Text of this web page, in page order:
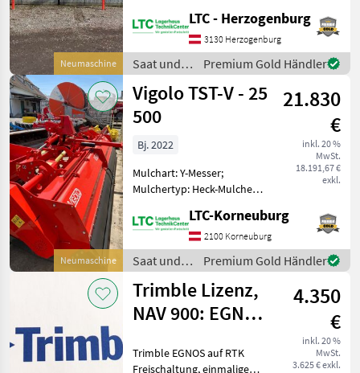
Neumaschine
Neumaschine;
Seriennummer/Fahrgestellnummer:
68374261/SRNR:221863;
Arbeitsbreite: 5; Bauart:
Angebaut;
LTC - Herzogenburg
3130 Herzogenburg
Saat und
Pflege /
Vigolo
Premium Gold Händler
Neumaschine
Vigolo TST-V - 25
500
21.830
€
inkl. 20 %
MwSt.
18.191,67 €
exkl.
Bj. 2022
Mulchart: Y-Messer;
Mulchertyp: Heck-Mulcher;
Neumaschine;
Seriennummer/Fahrgestellnummer:
221863; Arbeitsbreite: 5;
Bauart: Angebaut; Weitere
Masch
LTC-Korneuburg
2100 Korneuburg
Saat und
Pflege /
Vigolo
Premium Gold Händler
Trimble Lizenz,
NAV 900: EGNOS
4.350
€
inkl. 20 %
MwSt.
3.625 € exkl.
Trimble EGNOS auf RTK
Freischaltung, einmalige